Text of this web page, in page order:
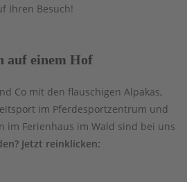
Ihren Besuch!
auf einem Hof
Co mit den flauschigen Alpakas,
im Pferdesportzentrum und
im Ferienhaus im Wald sind bei uns
Jetzt reinklicken: